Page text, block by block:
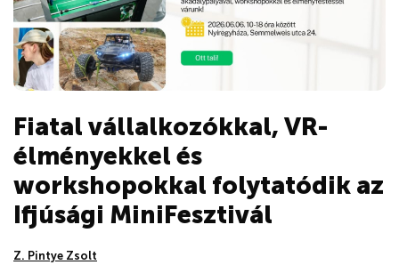
Fiatal vállalkozókkal, VR-
élményekkel és
workshopokkal folytatódik az
Ifjúsági MiniFesztivál
Z. Pintye Zsolt